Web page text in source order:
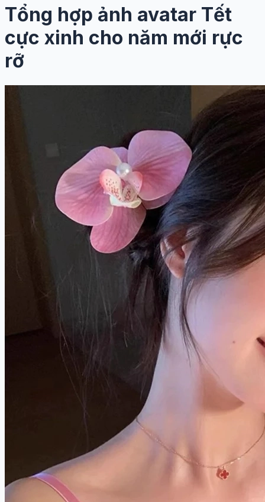
Tổng hợp ảnh avatar Tết
cực xinh cho năm mới rực
rỡ